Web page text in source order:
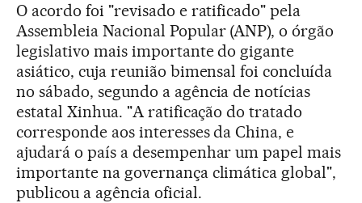
O acordo foi "revisado e ratificado" pela
Assembleia Nacional Popular (ANP), o órgão
legislativo mais importante do gigante
asiático, cuja reunião bimensal foi concluída
no sábado, segundo a agência de notícias
estatal Xinhua. "A ratificação do tratado
corresponde aos interesses da China, e
ajudará o país a desempenhar um papel mais
importante na governança climática global",
publicou a agência oficial.